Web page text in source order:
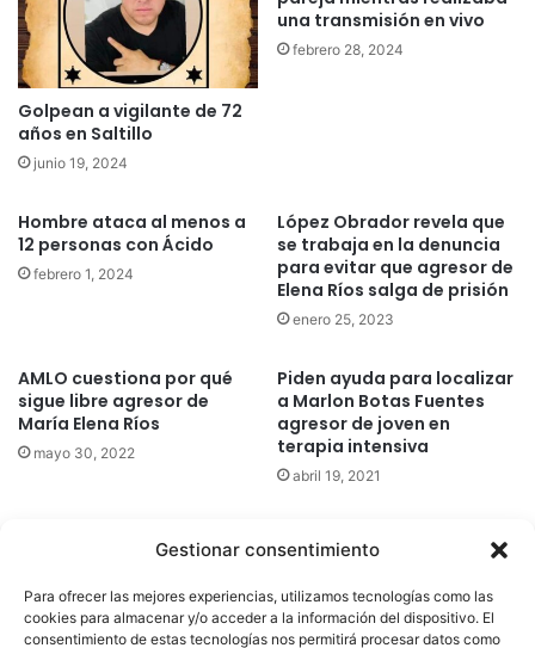
Gestionar consentimiento
Para ofrecer las mejores experiencias, utilizamos tecnologías como las
cookies para almacenar y/o acceder a la información del dispositivo. El
consentimiento de estas tecnologías nos permitirá procesar datos como
Golpean a vigilante de 72
años en Saltillo
junio 19, 2024
una transmisión en vivo
febrero 28, 2024
Hombre ataca al menos a
12 personas con Ácido
febrero 1, 2024
López Obrador revela que
se trabaja en la denuncia
para evitar que agresor de
Elena Ríos salga de prisión
enero 25, 2023
AMLO cuestiona por qué
sigue libre agresor de
María Elena Ríos
mayo 30, 2022
Piden ayuda para localizar
a Marlon Botas Fuentes
agresor de joven en
terapia intensiva
abril 19, 2021
derechos reservados